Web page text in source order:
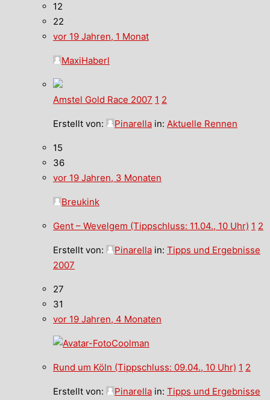
12
22
vor 19 Jahren, 1 Monat
MaxiHaberl
Amstel Gold Race 2007 1 2
Erstellt von: Pinarella in: Aktuelle Rennen
15
36
vor 19 Jahren, 3 Monaten
Breukink
Gent – Wevelgem (Tippschluss: 11.04., 10 Uhr) 1 2
Erstellt von: Pinarella in: Tipps und Ergebnisse
2007
27
31
vor 19 Jahren, 4 Monaten
Coolman
Rund um Köln (Tippschluss: 09.04., 10 Uhr) 1 2
Erstellt von: Pinarella in: Tipps und Ergebnisse